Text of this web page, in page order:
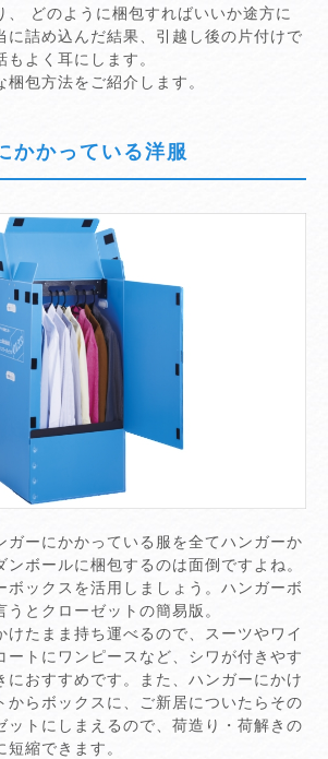
、 どのように梱包すればいいか途方に
に詰め込んだ結果、引越し後の片付けで
よく耳にします。
包方法をご紹介します。
かかっている洋服
ガーにかかっている服を全てハンガーか
ンボールに梱包するのは面倒ですよね。
ボックスを活用しましょう。ハンガーボ
うとクローゼットの簡易版。
けたまま持ち運べるので、スーツやワイ
ートにワンピースなど、シワが付きやす
におすすめです。また、ハンガーにかけ
からボックスに、ご新居についたらその
ットにしまえるので、荷造り・荷解きの
縮できます。